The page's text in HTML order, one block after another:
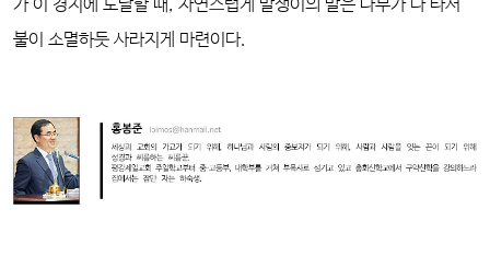
가 이 경지에 도달할 때, 자연스럽게 말쟁이의 말은 나무가 다 타서
불이 소멸하듯 사라지게 마련이다.